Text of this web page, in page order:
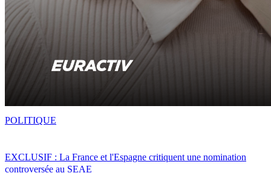
EXCLUSIF : La France et l'Espagne critiquent une nomination
controversée au SEAE
POLITIQUE